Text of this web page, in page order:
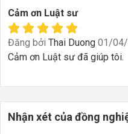
Cảm ơn Luật sư
Đăng bởi Thai Duong 01/
Cảm ơn Luật sư đã giúp tôi.
Nhận xét của đồng